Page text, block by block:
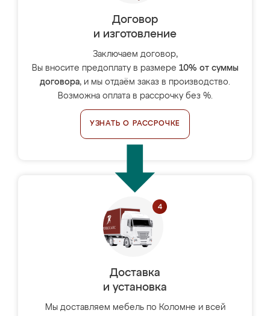
Договор
и изготовление
Заключаем договор,
Вы вносите предоплату в размере 10% от суммы
договора, и мы отдаём заказ в производство.
Возможна оплата в рассрочку без %.
УЗНАТЬ О РАССРОЧКЕ
Доставка
и установка
Мы доставляем мебель по Коломне и всей